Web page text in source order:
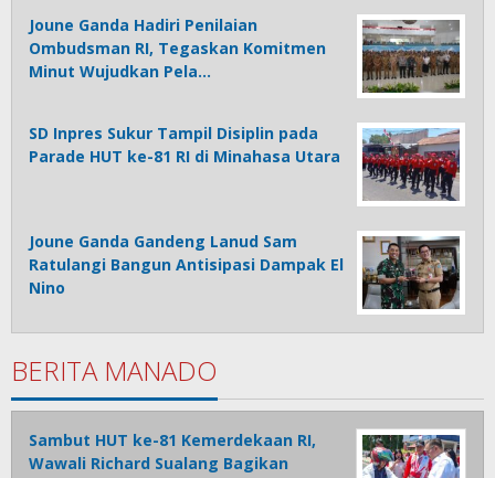
Joune Ganda Hadiri Penilaian
Ombudsman RI, Tegaskan Komitmen
Minut Wujudkan Pela…
SD Inpres Sukur Tampil Disiplin pada
Parade HUT ke-81 RI di Minahasa Utara
Joune Ganda Gandeng Lanud Sam
Ratulangi Bangun Antisipasi Dampak El
Nino
BERITA MANADO
Sambut HUT ke-81 Kemerdekaan RI,
Wawali Richard Sualang Bagikan